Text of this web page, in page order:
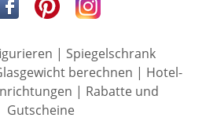
| Spiegelschrank
berechnen | Hotel-
| Rabatte und
Gutscheine